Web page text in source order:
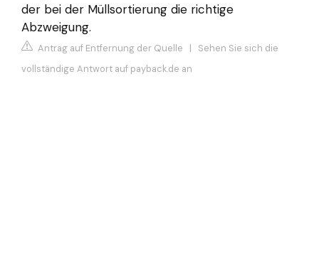
der bei der Müllsortierung die richtige
Abzweigung.
Antrag auf Entfernung der Quelle | Sehen Sie sich die
vollständige Antwort auf payback.de an